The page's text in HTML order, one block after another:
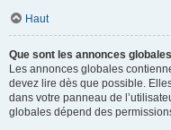
Haut
Que sont les annonces
Les annonces globales
devez lire dès que possible.
dans votre panneau de
globales dépend des